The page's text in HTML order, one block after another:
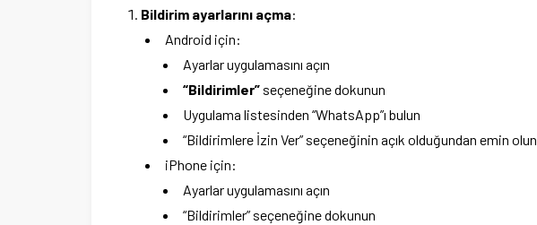
Bildirim ayarlarını açma:
Android için:
Ayarlar uygulamasını açın
“Bildirimler” seçeneğine dokunun
Uygulama listesinden “WhatsApp”ı bulun
“Bildirimlere İzin Ver” seçeneğinin açık olduğundan emin olun
iPhone için:
Ayarlar uygulamasını açın
“Bildirimler” seçeneğine dokunun